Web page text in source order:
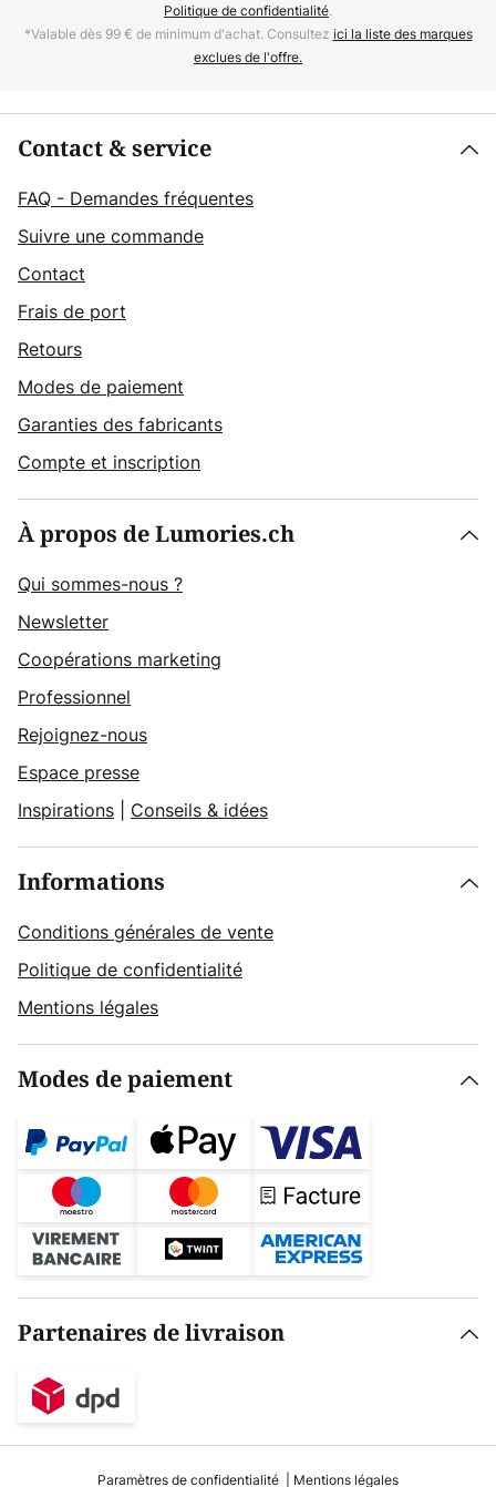
Politique de confidentialité.
*Valable dès 99 € de minimum d'achat. Consultez ici la liste des marques
exclues de l'offre.
Contact & service
FAQ - Demandes fréquentes
Suivre une commande
Contact
Frais de port
Retours
Modes de paiement
Garanties des fabricants
Compte et inscription
À propos de Lumories.ch
Qui sommes-nous ?
Newsletter
Coopérations marketing
Professionnel
Rejoignez-nous
Espace presse
Inspirations
Conseils & idées
Informations
Conditions générales de vente
Politique de confidentialité
Mentions légales
Modes de paiement
Partenaires de livraison
Paramètres de confidentialité Mentions légales